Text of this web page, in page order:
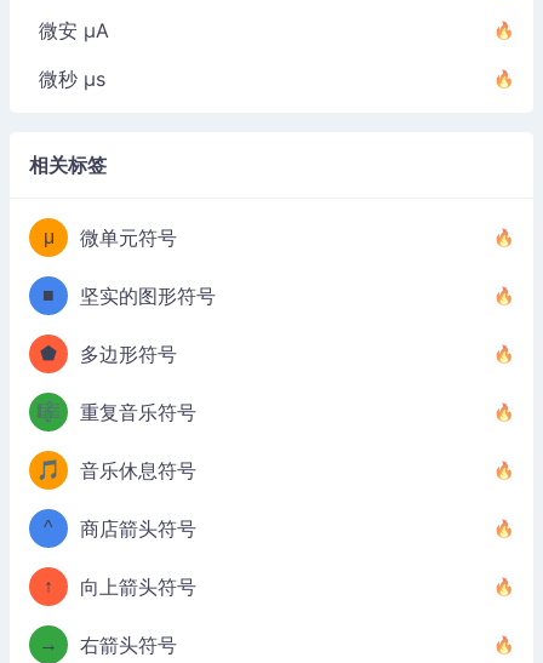
微安 µA
微秒 µs
相关标签
μ 微单元符号
■ 坚实的图形符号
⬟ 多边形符号
🎼 重复音乐符号
🎵 音乐休息符号
^ 商店箭头符号
↑ 向上箭头符号
→ 右箭头符号